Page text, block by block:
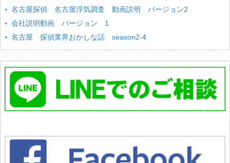
名古屋探偵 名古屋浮気調査 動画説明 バージョン2
会社説明動画 バージョン 1
名古屋 探偵業界おかしな話 season2-4